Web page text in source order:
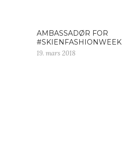
AMBASSADØR FOR
#SKIENFASHIONWEEK
19. mars 2018